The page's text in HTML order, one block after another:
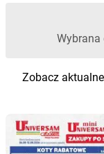
Wybrana
Zobacz